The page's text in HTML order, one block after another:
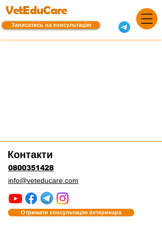
VetEduCare
Записатись на консультацію
Контакти
0800351428
info@veteducare.com
Отримати консультацію ветеринара